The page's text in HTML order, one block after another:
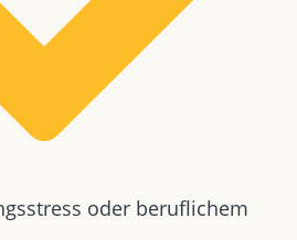
oder beruflichem